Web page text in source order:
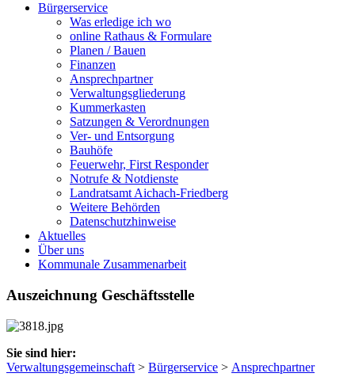
Bürgerservice
Was erledige ich wo
online Rathaus & Formulare
Planen / Bauen
Finanzen
Ansprechpartner
Verwaltungsgliederung
Kummerkasten
Satzungen & Verordnungen
Ver- und Entsorgung
Bauhöfe
Feuerwehr, First Responder
Notrufe & Notdienste
Landratsamt Aichach-Friedberg
Weitere Behörden
Datenschutzhinweise
Aktuelles
Über uns
Kommunale Zusammenarbeit
Auszeichnung Geschäftsstelle
Sie sind hier:
Verwaltungsgemeinschaft > Bürgerservice > Ansprechpartner